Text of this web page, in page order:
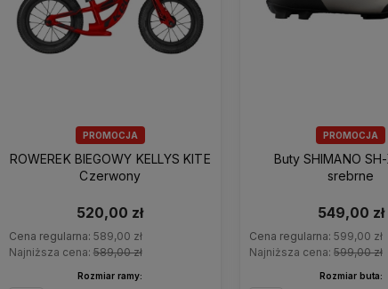
PROMOCJA
ROWEREK BIEGOWY KELLYS KITE
Czerwony
520,00 zł
Cena regularna: 589,00 zł
Najniższa cena:589,00 zł
Rozmiar ramy:
PROMOCJA
Buty SHIMANO
srebrne
549,00 zł
Cena regularna: 599,00 zł
Najniższa cena: 599,00 zł
Rozmiar buta: